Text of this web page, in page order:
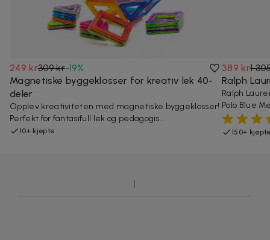
249 kr309 kr-19%
Magnetiske byggeklosser for kreativ lek 40-
deler
Opplev kreativiteten med magnetiske byggeklosser!
Perfekt for fantasifull lek og pedagogis...
10+ kjøpte
389 kr1
Ralph
Ralph
Polo Blue
150+